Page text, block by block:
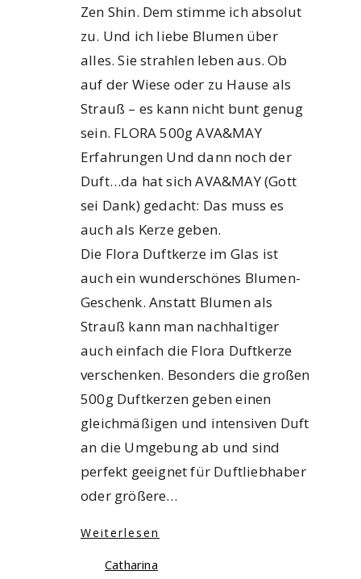
Zen Shin. Dem stimme ich absolut
zu. Und ich liebe Blumen über
alles. Sie strahlen leben aus. Ob
auf der Wiese oder zu Hause als
Strauß – es kann nicht bunt genug
sein. FLORA 500g AVA&MAY
Erfahrungen Und dann noch der
Duft…da hat sich AVA&MAY (Gott
sei Dank) gedacht: Das muss es
auch als Kerze geben.
Die Flora Duftkerze im Glas ist
auch ein wunderschönes Blumen-
Geschenk. Anstatt Blumen als
Strauß kann man nachhaltiger
auch einfach die Flora Duftkerze
verschenken. Besonders die großen
500g Duftkerzen geben einen
gleichmäßigen und intensiven Duft
an die Umgebung ab und sind
perfekt geeignet für Duftliebhaber
oder größere…
Weiterlesen
Catharina